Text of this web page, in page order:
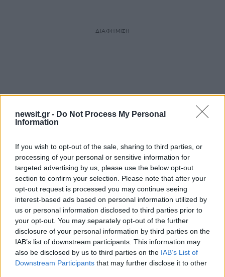
newsit.gr - Do Not Process My Personal
Information
If you wish to opt-out of the sale, sharing to third parties, or
processing of your personal or sensitive information for
targeted advertising by us, please use the below opt-out
section to confirm your selection. Please note that after your
opt-out request is processed you may continue seeing
interest-based ads based on personal information utilized by
us or personal information disclosed to third parties prior to
your opt-out. You may separately opt-out of the further
disclosure of your personal information by third parties on the
IAB’s list of downstream participants. This information may
also be disclosed by us to third parties on the IAB’s List of
Downstream Participants that may further disclose it to other
ΔΙΑΦΗΜΙΣΗ